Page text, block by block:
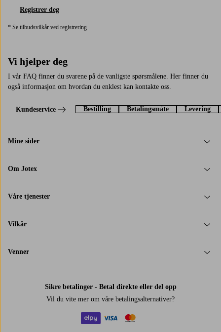
Registrer deg
* Se tilbudsvilkår ved registrering
Vi hjelper deg
I vår FAQ finner du svarene på de vanligste spørsmålene. Her finner du
også informasjon om hvordan du enklest kan kontakte oss.
Kundeservice Bestilling Betalingsmåte Levering
Mine sider
Om Jotex
Våre tjenester
Vilkår
Venner
Sikre betalinger - Betal direkte eller del opp
Vil du vite mer om våre betalingsalternativer?